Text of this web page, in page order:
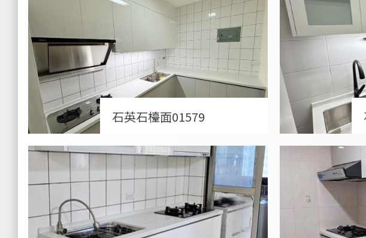
石英石檯面01579